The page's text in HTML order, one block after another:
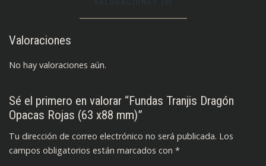
Valoraciones
No hay valoraciones aún.
Sé el primero en valorar “Fundas Tranjis Dragón
Opacas Rojas (63 x88 mm)”
Tu dirección de correo electrónico no será publicada. Los
campos obligatorios están marcados con *